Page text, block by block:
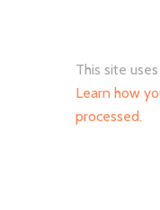
This site
Learn how
processed.